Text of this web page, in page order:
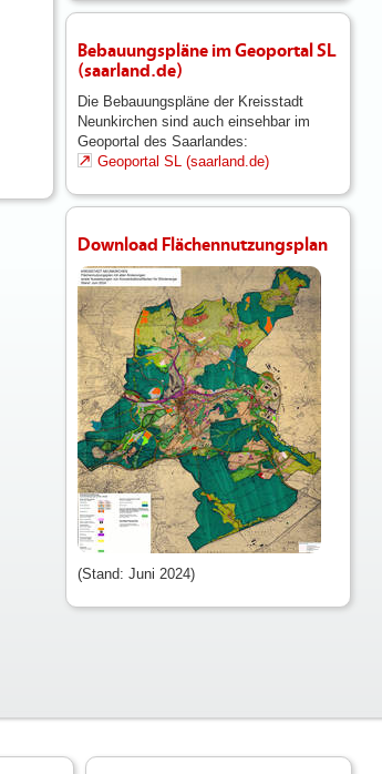
Bebauungspläne im Geoportal SL
(saarland.de)
Die Bebauungspläne der Kreisstadt
Neunkirchen sind auch einsehbar im
Geoportal des Saarlandes:
Geoportal SL (saarland.de)
Download Flächennutzungsplan
(Stand: Juni 2024)